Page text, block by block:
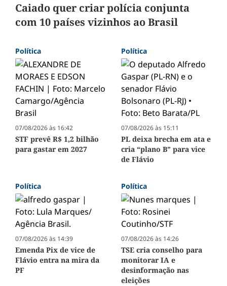
Caiado quer criar polícia conjunta
com 10 países vizinhos ao Brasil
Política
07/08/2026 às 16:42
STF prevê R$ 1,2 bilhão
para gastar em 2027
Política
07/08/2026 às 15:11
PL deixa brecha em ata e
cria “plano B” para vice
de Flávio
Política
07/08/2026 às 14:39
Emenda Pix de vice de
Flávio entra na mira da
PF
Política
07/08/2026 às 14:26
TSE cria conselho para
monitorar IA e
desinformação nas
eleições